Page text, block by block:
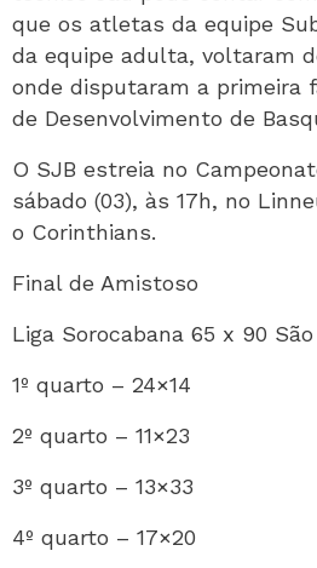
que os atletas da equipe
da equipe adulta, voltaram
onde disputaram a primeira
de Desenvolvimento de
O SJB estreia no
sábado (03), às 17h, no
o Corinthians.
Final de Amistoso
Liga Sorocabana 65 x 90
1º quarto – 24×14
2º quarto – 11×23
3º quarto – 13×33
4º quarto – 17×20